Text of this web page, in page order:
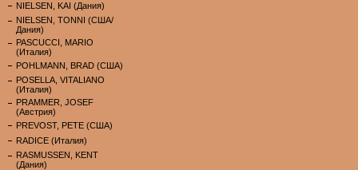
NIELSEN, KAI (Дания)
NIELSEN, TONNI (США/
Дания)
PASCUCCI, MARIO
(Италия)
POHLMANN, BRAD (США)
POSELLA, VITALIANO
(Италия)
PRAMMER, JOSEF
(Австрия)
PREVOST, PETE (США)
RADICE (Италия)
RASMUSSEN, KENT
(Дания)